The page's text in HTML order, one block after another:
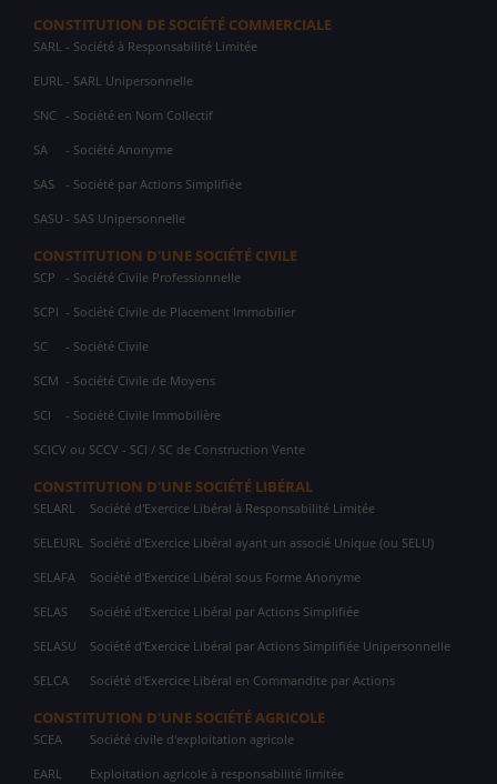
CONSTITUTION DE SOCIÉTÉ COMMERCIALE
SARL - Société à Responsabilité Limitée
EURL - SARL Unipersonnelle
SNC - Société en Nom Collectif
SA - Société Anonyme
SAS - Société par Actions Simplifiée
SASU - SAS Unipersonnelle
CONSTITUTION D'UNE SOCIÉTÉ CIVILE
SCP - Société Civile Professionnelle
SCPI - Société Civile de Placement Immobilier
SC - Société Civile
SCM - Société Civile de Moyens
SCI - Société Civile Immobilière
SCICV ou SCCV - SCI / SC de Construction Vente
CONSTITUTION D'UNE SOCIÉTÉ LIBÉRAL
SELARL Société d'Exercice Libéral à Responsabilité Limitée
SELEURL Société d'Exercice Libéral ayant un associé Unique (ou SELU)
SELAFA Société d'Exercice Libéral sous Forme Anonyme
SELAS Société d'Exercice Libéral par Actions Simplifiée
SELASU Société d'Exercice Libéral par Actions Simplifiée Unipersonnelle
SELCA Société d'Exercice Libéral en Commandite par Actions
CONSTITUTION D'UNE SOCIÉTÉ AGRICOLE
SCEA Société civile d'exploitation agricole
EARL Exploitation agricole à responsabilité limitée